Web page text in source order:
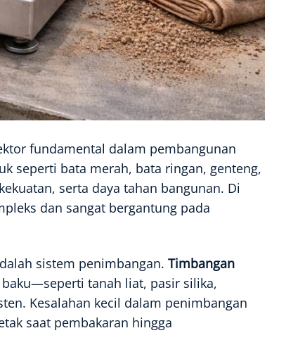
fundamental dalam pembangunan
seperti bata merah, bata ringan, genteng,
serta daya tahan bangunan. Di
dan sangat bergantung pada
sistem penimbangan. Timbangan
tanah liat, pasir silika,
Kesalahan kecil dalam penimbangan
saat pembakaran hingga